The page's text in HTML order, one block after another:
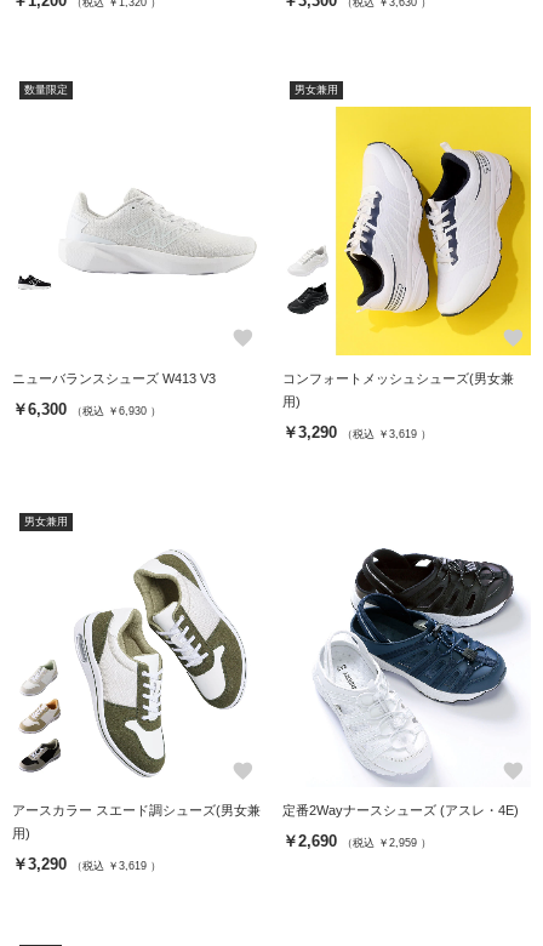
数量限定
favorite
ニューバランスシューズ W413 V3
￥6,300 （税込 ￥6,930 ）
男女兼用
favorite
コンフォートメッシュシューズ(男女兼
用)
￥3,290 （税込 ￥3,619 ）
男女兼用
favorite
アースカラー スエード調シューズ(男女兼
用)
￥3,290 （税込 ￥3,619 ）
favorite
定番2Wayナースシューズ (アスレ・4E)
￥2,690 （税込 ￥2,959 ）